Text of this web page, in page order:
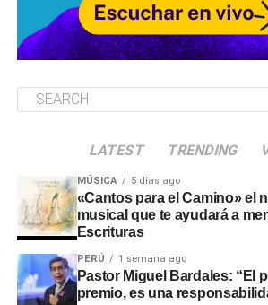
LATEST TRENDING
MÚSICA 5 días ago
«Cantos para el Camino» el
musical que te ayudará a
Escrituras
PERÚ 1 semana ago
Pastor Miguel Bardales: “El
premio, es una